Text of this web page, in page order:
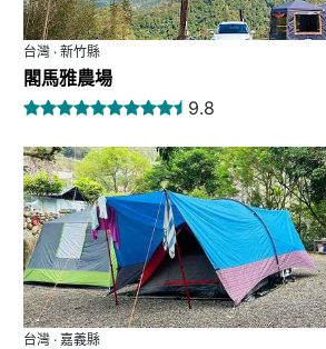
台灣 · 新竹縣
閣馬雅農場
9.8
台灣 · 嘉義縣